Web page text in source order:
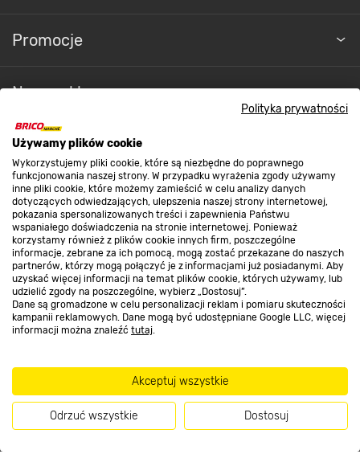
Polityka prywatności
Używamy plików cookie
Wykorzystujemy pliki cookie, które są niezbędne do poprawnego
funkcjonowania naszej strony. W przypadku wyrażenia zgody używamy
inne pliki cookie, które możemy zamieścić w celu analizy danych
dotyczących odwiedzających, ulepszenia naszej strony internetowej,
pokazania spersonalizowanych treści i zapewnienia Państwu
wspaniałego doświadczenia na stronie internetowej. Ponieważ
korzystamy również z plików cookie innych firm, poszczególne
informacje, zebrane za ich pomocą, mogą zostać przekazane do naszych
partnerów, którzy mogą połączyć je z informacjami już posiadanymi. Aby
uzyskać więcej informacji na temat plików cookie, których używamy, lub
udzielić zgody na poszczególne, wybierz „Dostosuj”.
Dane są gromadzone w celu personalizacji reklam i pomiaru skuteczności
kampanii reklamowych. Dane mogą być udostępniane Google LLC, więcej
informacji można znaleźć tutaj.
Akceptuj wszystkie
Odrzuć wszystkie Dostosuj
Promocje
Nasze sklepy
O nas
Kontakt do sklepu
Strefa biznesu
Dołącz do nas
Metody płatności